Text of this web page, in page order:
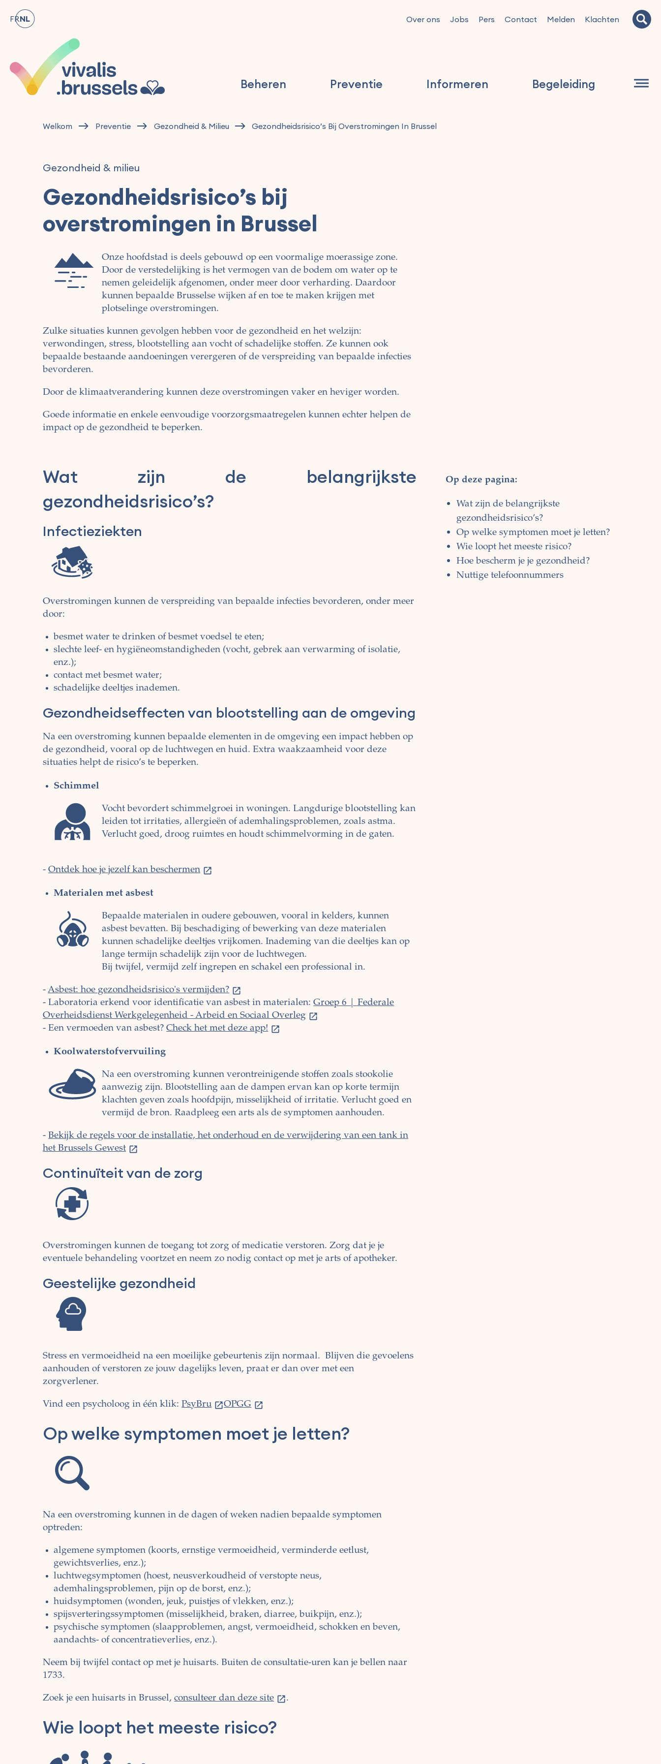
FRNL Over ons Jobs Pers Contact Melden Klachten
Beheren Preventie Informeren Begeleiding
Welkom Preventie Gezondheid & Milieu Gezondheidsrisico’s Bij Overstromingen In Brussel
Gezondheid & milieu
Gezondheidsrisico’s bij
overstromingen in Brussel
Onze hoofdstad is deels gebouwd op een voormalige moerassige zone.
Door de verstedelijking is het vermogen van de bodem om water op te
nemen geleidelijk afgenomen, onder meer door verharding. Daardoor
kunnen bepaalde Brusselse wijken af en toe te maken krijgen met
plotselinge overstromingen.
Zulke situaties kunnen gevolgen hebben voor de gezondheid en het welzijn:
verwondingen, stress, blootstelling aan vocht of schadelijke stoffen. Ze kunnen ook
bepaalde bestaande aandoeningen verergeren of de verspreiding van bepaalde infecties
bevorderen.
Door de klimaatverandering kunnen deze overstromingen vaker en heviger worden.
Goede informatie en enkele eenvoudige voorzorgsmaatregelen kunnen echter helpen de
impact op de gezondheid te beperken.
Op deze pagina:
Wat zijn de belangrijkste
gezondheidsrisico’s?
Op welke symptomen moet je letten?
Wie loopt het meeste risico?
Hoe bescherm je je gezondheid?
Nuttige telefoonnummers
Wat zijn de belangrijkste
gezondheidsrisico’s?
Infectieziekten
Overstromingen kunnen de verspreiding van bepaalde infecties bevorderen, onder meer
door:
besmet water te drinken of besmet voedsel te eten;
slechte leef- en hygiëneomstandigheden (vocht, gebrek aan verwarming of isolatie,
enz.);
contact met besmet water;
schadelijke deeltjes inademen.
Gezondheidseffecten van blootstelling aan de omgeving
Na een overstroming kunnen bepaalde elementen in de omgeving een impact hebben op
de gezondheid, vooral op de luchtwegen en huid. Extra waakzaamheid voor deze
situaties helpt de risico’s te beperken.
Schimmel
Vocht bevordert schimmelgroei in woningen. Langdurige blootstelling kan
leiden tot irritaties, allergieën of ademhalingsproblemen, zoals astma.
Verlucht goed, droog ruimtes en houdt schimmelvorming in de gaten.
-Ontdek hoe je jezelf kan beschermen
Materialen met asbest
Bepaalde materialen in oudere gebouwen, vooral in kelders, kunnen
asbest bevatten. Bij beschadiging of bewerking van deze materialen
kunnen schadelijke deeltjes vrijkomen. Inademing van die deeltjes kan op
lange termijn schadelijk zijn voor de luchtwegen.
Bij twijfel, vermijd zelf ingrepen en schakel een professional in.
-Asbest: hoe gezondheidsrisico's vermijden?
- Laboratoria erkend voor identificatie van asbest in materialen:Groep 6 | Federale
Overheidsdienst Werkgelegenheid - Arbeid en Sociaal Overleg
-Een vermoeden van asbest?Check het met deze app!
Koolwaterstofvervuiling
Na een overstroming kunnen verontreinigende stoffen zoals stookolie
aanwezig zijn. Blootstelling aan de dampen ervan kan op korte termijn
klachten geven zoals hoofdpijn, misselijkheid of irritatie. Verlucht goed en
vermijd de bron. Raadpleeg een arts als de symptomen aanhouden.
- Bekijk de regels voor de installatie, het onderhoud en de verwijdering van een tank in
het Brussels Gewest
Continuïteit van de zorg
Overstromingen kunnen de toegang tot zorg of medicatie verstoren. Zorg dat je je
eventuele behandeling voortzet en neem zo nodig contact op met je arts of apotheker.
Geestelijke gezondheid
Stress en vermoeidheid na een moeilijke gebeurtenis zijn normaal.
Blijven die gevoelens
aanhouden of verstoren ze jouw dagelijks leven, praat er dan over met een
zorgverlener.
Vind een psycholoog in één klik:PsyBru OPGG
Op welke symptomen moet je letten?
Na een overstroming kunnen in de dagen of weken nadien bepaalde symptomen
optreden:
algemene symptomen (koorts, ernstige vermoeidheid, verminderde eetlust,
gewichtsverlies, enz.);
luchtwegsymptomen (hoest, neusverkoudheid of verstopte neus,
ademhalingsproblemen, pijn op de borst, enz.);
huidsymptomen (wonden, jeuk, puistjes of vlekken, enz.);
spijsverteringssymptomen (misselijkheid, braken, diarree, buikpijn, enz.);
psychische symptomen (slaapproblemen, angst, vermoeidheid, schokken en beven,
aandachts- of concentratieverlies, enz.).
Neem bij twijfel contact op met je huisarts. Buiten de consultatie-uren kan je bellen naar
1733.
Zoek je een huisarts in Brussel,consulteer dan deze site .
Wie loopt het meeste risico?